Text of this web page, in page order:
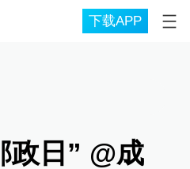
下载APP
政日” @成